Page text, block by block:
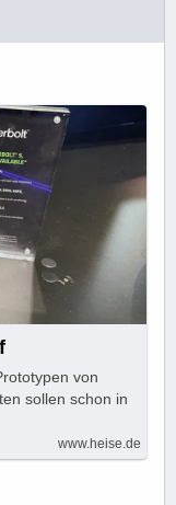
von
sollen schon in
www.heise.de